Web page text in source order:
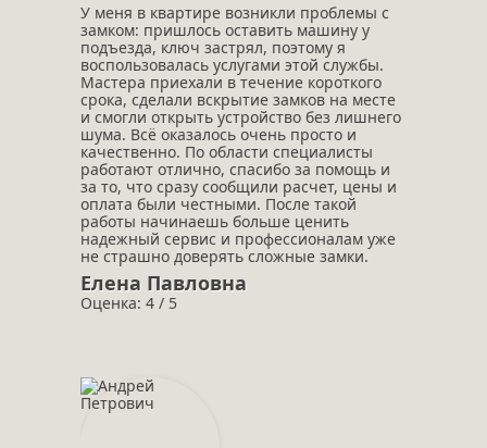
У меня в квартире возникли проблемы с
замком: пришлось оставить машину у
подъезда, ключ застрял, поэтому я
воспользовалась услугами этой службы.
Мастера приехали в течение короткого
срока, сделали вскрытие замков на месте
и смогли открыть устройство без лишнего
шума. Всё оказалось очень просто и
качественно. По области специалисты
работают отлично, спасибо за помощь и
за то, что сразу сообщили расчет, цены и
оплата были честными. После такой
работы начинаешь больше ценить
надежный сервис и профессионалам уже
не страшно доверять сложные замки.
Елена Павловна
Оценка: 4 / 5